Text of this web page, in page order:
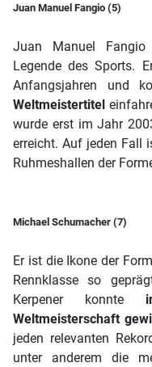
Juan Manuel Fangio (5)
Juan Manuel
Legende des Sports.
Anfangsjahren und
Weltmeistertitel
wurde erst im Jahr
erreicht. Auf jeden Fall
Ruhmeshallen der
Michael Schumacher (7)
Er ist die Ikone der
Rennklasse so
Kerpener konnte
Weltmeisterschaft
jeden relevanten
unter anderem die